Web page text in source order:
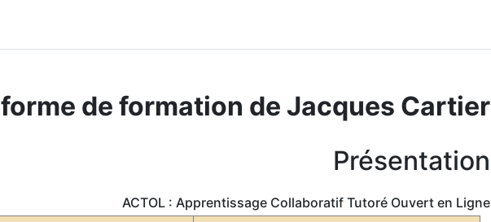
de formation de Jacques Cartier
Présentation
ACTOL : Apprentissage Collaboratif Tutoré Ouvert en Ligne